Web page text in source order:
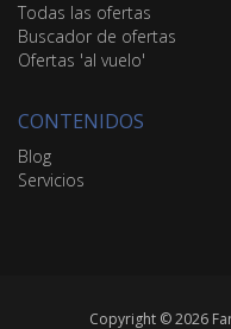
Todas las ofertas
Buscador de ofertas
Ofertas 'al vuelo'
CONTENIDOS
Blog
Servicios
Copyright © 2026